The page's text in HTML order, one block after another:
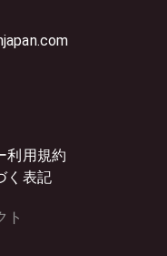
利用規約
く表記
ト